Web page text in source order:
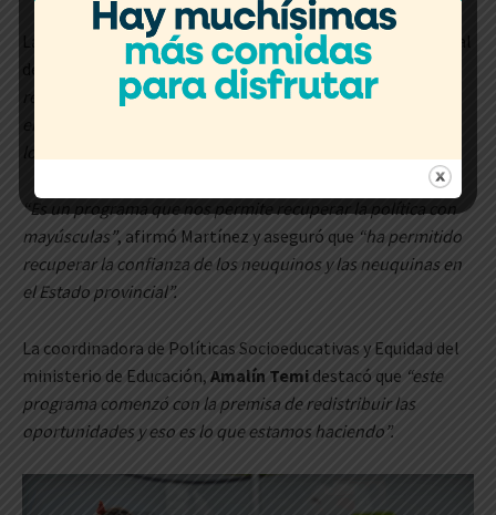
La ministra destacó la importancia del programa provincial
de becas y puntualizó:“Lo hicimos los neuquinos con
recursos de los neuquinos, porque el aporte de las
“Es un programa que nos permite recuperar la política con
mayúsculas”, afirmó Martínez y aseguró que “ha permitido
recuperar la confianza de los neuquinos y las neuquinas en
el Estado provincial”.
La coordinadora de Políticas Socioeducativas y Equidad del
ministerio de Educación, Amalín Temi destacó que “este
programa comenzó con la premisa de redistribuir las
oportunidades y eso es lo que estamos haciendo”.